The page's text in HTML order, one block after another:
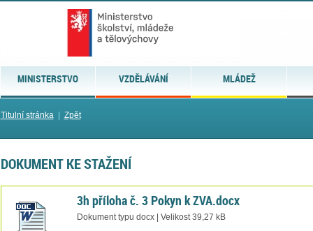
MINISTERSTVO VZDĚLÁVÁNÍ MLÁDEŽ
Titulní stránka| Zpět
DOKUMENT KE STAŽENÍ
3h příloha č. 3 Pokyn k ZVA.docx
Dokument typu docx | Velikost 39,27 kB